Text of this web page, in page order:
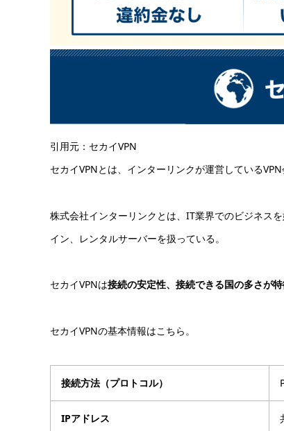
引用元：セカイVPN
セカイVPNとは、インターリンクが運営している
株式会社インターリンクとは、IT業界でのビジネス
イン、レンタルサーバーを扱っている。
セカイVPNは接続の安定性、接続できる国の多さが
セカイVPNの基本情報はこちら。
接続方法（プロトコル）
IPアドレス